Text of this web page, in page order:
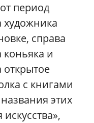
период
художника
справа
коньяка и
с книгами
этих